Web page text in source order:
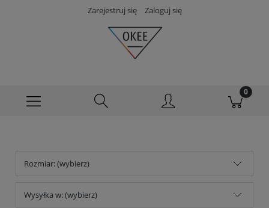
Zarejestruj się Zaloguj się
Rozmiar: (wybierz)
Wysyłka w: (wybierz)